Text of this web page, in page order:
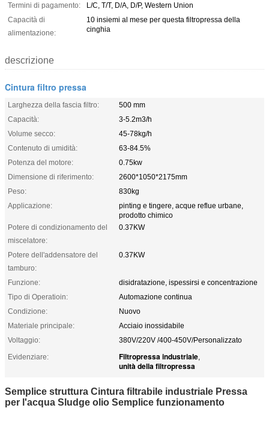
Termini di pagamento:
L/C, T/T, D/A, D/P, Western Union
Capacità di
alimentazione:
10 insiemi al mese per questa filtropressa della
cinghia
descrizione
Cintura filtro pressa
Larghezza della fascia filtro:
500 mm
Capacità:
3-5.2m3/h
Volume secco:
45-78kg/h
Contenuto di umidità:
63-84.5%
Potenza del motore:
0.75kw
Dimensione di riferimento:
2600*1050*2175mm
Peso:
830kg
Applicazione:
pinting e tingere, acque reflue urbane,
prodotto chimico
Potere di condizionamento del
miscelatore:
0.37KW
Potere dell'addensatore del
tamburo:
0.37KW
Funzione:
disidratazione, ispessirsi e concentrazione
Tipo di Operatioin:
Automazione continua
Condizione:
Nuovo
Materiale principale:
Acciaio inossidabile
Voltaggio:
380V/220V /400-450V/Personalizzato
Evidenziare:
Filtropressa industriale,
unità della filtropressa
Semplice struttura Cintura filtrabile industriale Pressa
per l'acqua Sludge olio Semplice funzionamento